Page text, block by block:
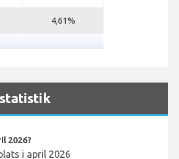
4,61%
2026?
i april 2026